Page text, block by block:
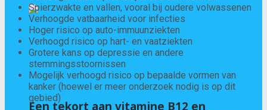
Een tekort aan vitamine B12 en
Spierzwakte en vallen, vooral bij oudere volwassenen
Verhoogde vatbaarheid voor infecties
Hoger risico op auto-immuunziekten
Verhoogd risico op hart- en vaatziekten
Grotere kans op depressie en andere
stemmingsstoornissen
Mogelijk verhoogd risico op bepaalde vormen van
kanker (hoewel er meer onderzoek nodig is op dit
gebied)